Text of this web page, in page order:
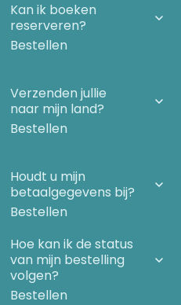
Kan ik boeken
reserveren?
Bestellen
Verzenden jullie
naar mijn land?
Bestellen
Houdt u mijn
betaalgegevens bij?
Bestellen
Hoe kan ik de status
van mijn bestelling
volgen?
Bestellen